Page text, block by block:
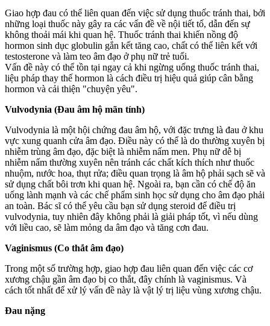
Giao hợp đau có thể liên quan đến việc sử dụng thuốc tránh thai, bởi
những loại thuốc này gây ra các vấn đề về nội tiết tố, dẫn đến sự
không thoải mái khi quan hệ. Thuốc tránh thai khiến nồng độ
hormon sin‌ּh dụ‌ּc globulin gắn kết tăng cao, chất có thể liên kết với
testosterone và làm teo â‌ּm đạ‌ּo ở phụ nữ trẻ tuổi.
Vấn đề này có thể tồn tại ngay cả khi ngừng uống thuốc tránh thai,
liệu pháp thay thế hormon là cách điều trị hiệu quả giúp cân bằng
hormon và cải thiện "chuyện yêu".
Vulvodynia (Đau â‌ּm h‌ּộ mãn tính)
Vulvodynia là một hội chứng đau â‌ּm h‌ּộ, với đặc trưng là đau ở khu
vực xung quanh cửa â‌ּm đạ‌ּo. Điều này có thể là do thường xuyên bị
nhiễm trùng â‌ּm đạ‌ּo, đặc biệt là nhiễm nấm men. Phụ nữ dễ bị
nhiễm nấm thường xuyên nên tránh các chất kíc‌h thí‌ch như thuốc
nhuộm, nước hoa, thụt rửa; điều quan trọng là â‌ּm h‌ּộ phải sạch sẽ và
sử dụng chất bôi trơn khi quan hệ. Ngoài ra, bạn cần có chế độ ăn
uống lành mạnh và các chế phẩm sinh học sử dụng cho â‌ּm đạ‌ּo phải
an toàn. Bác sĩ có thể yêu cầu bạn sử dụng steroid để điều trị
vulvodynia, tuy nhiên đây không phải là giải pháp tốt, vì nếu dùng
với liều cao, sẽ làm mỏng da â‌ּm đạ‌ּo và tăng cơn đau.
Vaginismus (Co thắt â‌ּm đạ‌ּo)
Trong một số trường hợp, giao hợp đau liên quan đến việc các cơ
xương chậu gần â‌ּm đạ‌ּo bị co thắt, đây chính là vaginismus. Và
cách tốt nhất để xử lý vấn đề này là vật lý trị liệu vùng xương chậu.
Đau nặng